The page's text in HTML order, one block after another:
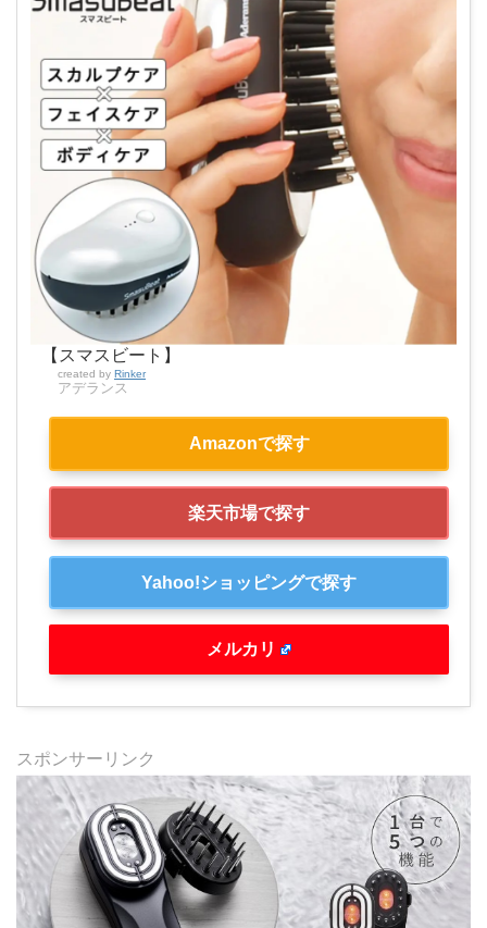
【スマスビート】
created by Rinker
アデランス
Amazonで探す
楽天市場で探す
Yahoo!ショッピングで探す
メルカリ
スポンサーリンク